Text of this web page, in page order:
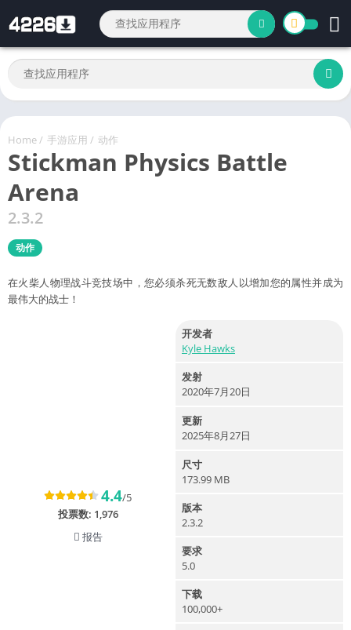
Home/ 手游应用 / 动作
Stickman Physics Battle
Arena
2.3.2
动作
在火柴人物理战斗竞技场中，您必须杀死无数敌人以增加您的属性并成为
最伟大的战士！
4.4/5
投票数: 1,976
报告
开发者
Kyle Hawks
发射
2020年7月20日
更新
2025年8月27日
尺寸
173.99 MB
版本
2.3.2
要求
5.0
下载
100,000+